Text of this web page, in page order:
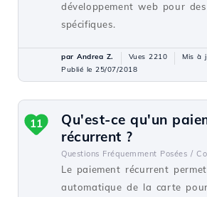
développement web pour
spécifiques.
par Andrea Z. Vues 2210
Mis à
Publié le 25/07/2018
Qu'est-ce qu'un
récurrent ?
Questions Fréquemment Posées /
Le paiement récurrent
automatique de la carte
11